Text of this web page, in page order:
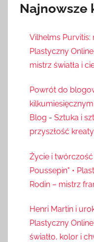
Najnowsze
Vilhelms Purvitis:
Plastyczny
mistrz światła i
Powrót do
Blog - Sztuka i
przyszłość
Życie i twórczość
Poussepin" •
Rodin – mistrz
Henri Martin i
Plastyczny
światło, kolor i